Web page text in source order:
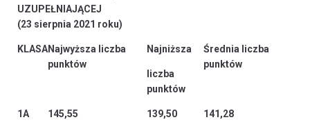
UZUPEŁNIAJĄCEJ
(23 sierpnia 2021 roku)
KLASANajwyższa liczba
punktów
Najniższa
liczba
punktów
Średnia liczba
punktów
1A 145,55 139,50 141,28